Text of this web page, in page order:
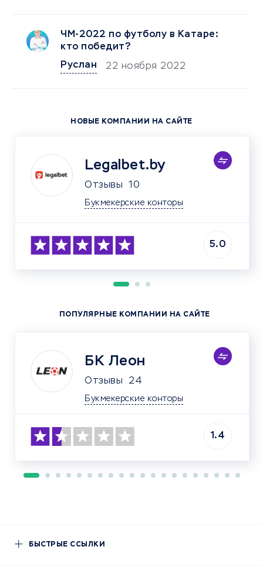
ЧМ-2022 по футболу в Катаре:
кто победит?
Руслан
22 ноября 2022
НОВЫЕ КОМПАНИИ НА САЙТЕ
Legalbet.by
Отзывы 10
Букмекерские конторы
5.0
ПОПУЛЯРНЫЕ КОМПАНИИ НА САЙТЕ
БК Леон
Отзывы 24
Букмекерские конторы
1.4
БЫСТРЫЕ ССЫЛКИ